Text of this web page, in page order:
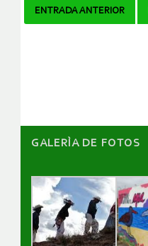
Navegador
ENTRADA ANTERIOR
GALERÌA DE FOTOS